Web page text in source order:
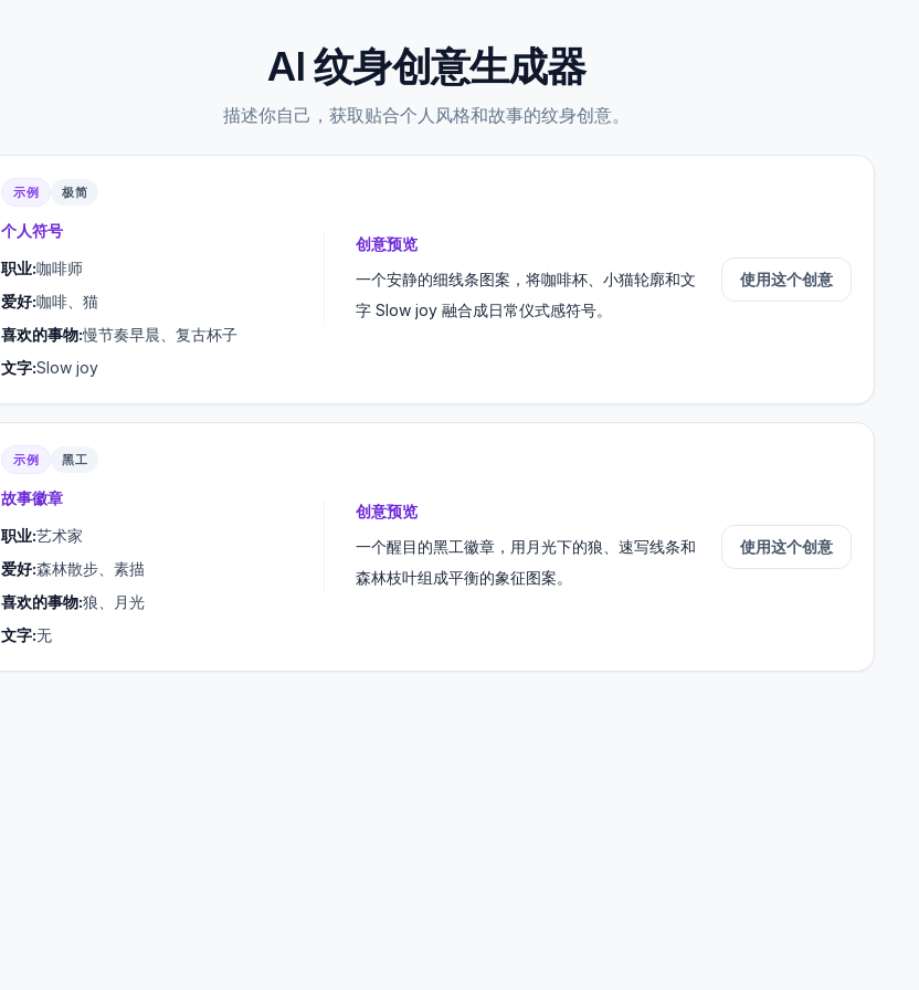
AI 纹身创意生成器
描述你自己，获取贴合个人风格和故事的纹身创意。
示例 极简
个人符号
职业:咖啡师
爱好:咖啡、猫
喜欢的事物:慢节奏早晨、复古杯子
文字:Slow joy
创意预览
一个安静的细线条图案，将咖啡杯、小猫轮廓和文
字 Slow joy 融合成日常仪式感符号。
使用这个创意
示例 黑工
故事徽章
职业:艺术家
爱好:森林散步、素描
喜欢的事物:狼、月光
文字:无
创意预览
一个醒目的黑工徽章，用月光下的狼、速写线条和
森林枝叶组成平衡的象征图案。
使用这个创意